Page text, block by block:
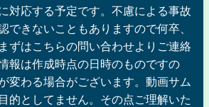
対応する予定です。不慮による事故
できないこともありますので何卒、
ずはこちらの問い合わせよりご連絡
報は作成時点の日時のものですの
変わる場合がございます。動画サム
的としてません。その点ご理解いた